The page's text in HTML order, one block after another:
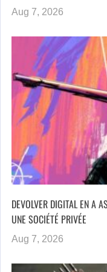
Aug 7, 2026
DEVOLVER DIGITAL EN A
UNE SOCIÉTÉ PRIVÉE
Aug 7, 2026